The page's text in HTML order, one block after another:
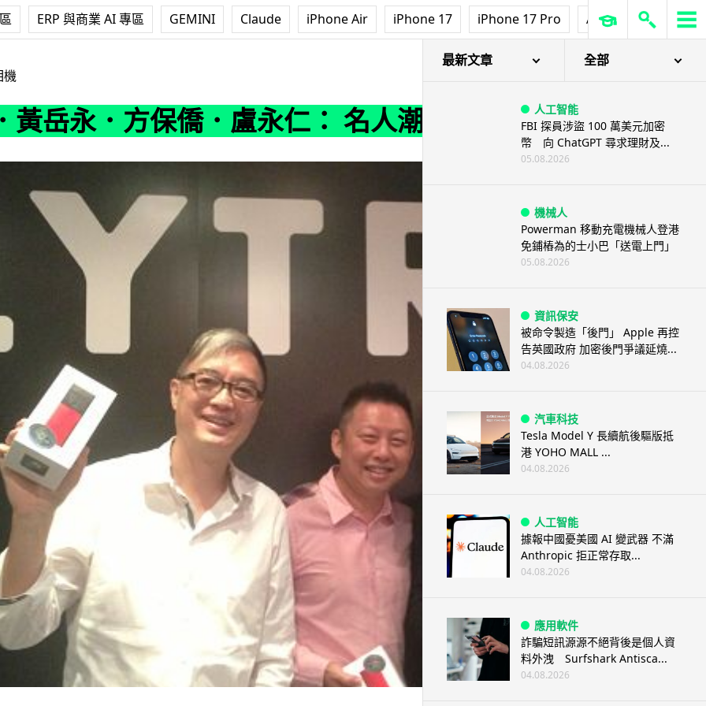
ERP 與商業 AI 專區 GEMINI Claude iPhone Air iPhone 17 iPhone 17 Pro AirPods Pro 3
機
黃岳永．方保僑．盧永仁： 名人潮玩 Lytro 光場相機 !
最新文章 全部
人工智能
FBI 探員涉盜 100 萬美元加密
幣 向 ChatGPT 尋求理財及...
05.08.2026
機械人
Powerman 移動充電機械人登港
免鋪樁為的士小巴「送電上門」
05.08.2026
資訊保安
被命令製造「後門」 Apple 再控
告英國政府 加密後門爭議延燒...
04.08.2026
汽車科技
Tesla Model Y 長續航後驅版抵
港 YOHO MALL ...
04.08.2026
人工智能
據報中國憂美國 AI 變武器 不滿
Anthropic 拒正常存取...
04.08.2026
應用軟件
詐騙短訊源源不絕背後是個人資
料外洩 Surfshark Antisca...
04.08.2026